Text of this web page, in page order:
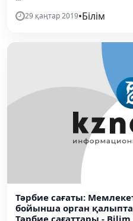
29 қаңтар 2019•Білім
Тәрбие сағаты:
бойынша орган
Тәрбие сағаттары - Bilim